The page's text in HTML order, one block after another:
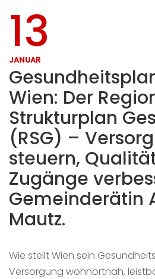
13
JANUAR
Wien: Der
Strukturplan
(RSG) –
steuern,
Zugänge
Gemeinderätin
Mautz.
Wie stellt Wien sein
Versorgung wohnortnah,